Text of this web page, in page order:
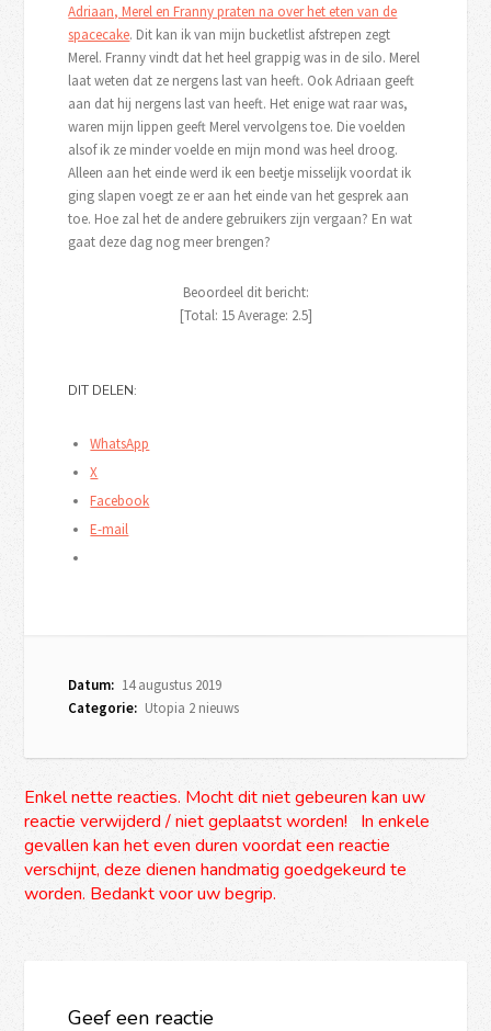
Adriaan, Merel en Franny praten na over het eten van de
spacecake. Dit kan ik van mijn bucketlist afstrepen zegt
Merel. Franny vindt dat het heel grappig was in de silo. Merel
laat weten dat ze nergens last van heeft. Ook Adriaan geeft
aan dat hij nergens last van heeft. Het enige wat raar was,
waren mijn lippen geeft Merel vervolgens toe. Die voelden
alsof ik ze minder voelde en mijn mond was heel droog.
Alleen aan het einde werd ik een beetje misselijk voordat ik
ging slapen voegt ze er aan het einde van het gesprek aan
toe. Hoe zal het de andere gebruikers zijn vergaan? En wat
gaat deze dag nog meer brengen?
Beoordeel dit bericht:
[Total: 15Average: 2.5]
DIT DELEN:
WhatsApp
X
Facebook
E-mail
Datum: 14 augustus 2019
Categorie: Utopia 2 nieuws
Enkel nette reacties. Mocht dit niet gebeuren kan uw
reactie verwijderd / niet geplaatst worden! In enkele
gevallen kan het even duren voordat een reactie
verschijnt, deze dienen handmatig goedgekeurd te
worden. Bedankt voor uw begrip.
Geef een reactie